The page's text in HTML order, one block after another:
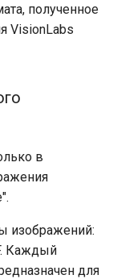
полученное
VisionLabs
в
изображений:
Каждый
для